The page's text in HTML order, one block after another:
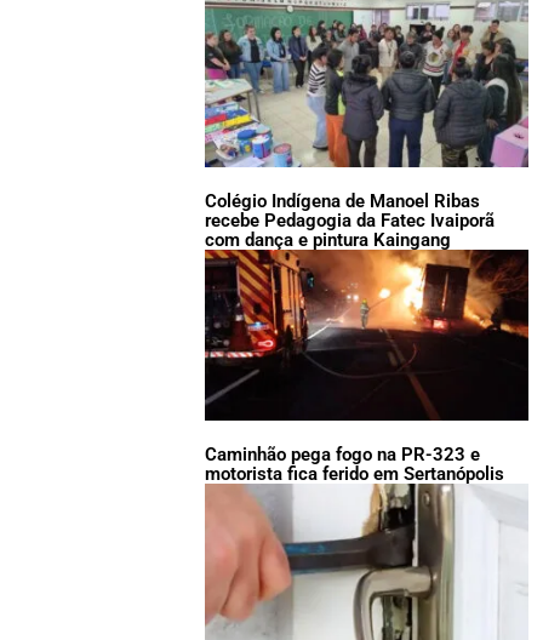
Colégio Indígena de Manoel Ribas
recebe Pedagogia da Fatec Ivaiporã
com dança e pintura Kaingang
Caminhão pega fogo na PR-323 e
motorista fica ferido em Sertanópolis